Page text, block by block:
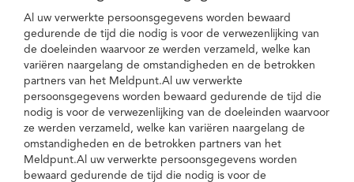
Al uw verwerkte persoonsgegevens worden bewaard
gedurende de tijd die nodig is voor de verwezenlijking van
de doeleinden waarvoor ze werden verzameld, welke kan
variëren naargelang de omstandigheden en de betrokken
partners van het Meldpunt.Al uw verwerkte
persoonsgegevens worden bewaard gedurende de tijd die
nodig is voor de verwezenlijking van de doeleinden waarvoor
ze werden verzameld, welke kan variëren naargelang de
omstandigheden en de betrokken partners van het
Meldpunt.Al uw verwerkte persoonsgegevens worden
bewaard gedurende de tijd die nodig is voor de